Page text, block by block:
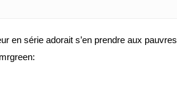
en série adorait s’en prendre aux pauvres